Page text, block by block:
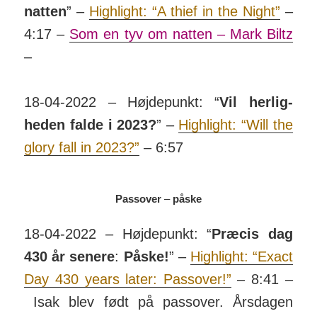
natten” – Highlight: “A thief in the Night” –
4:17 – Som en tyv om natten – Mark Biltz
–
18-04-2022 – Højdepunkt: “Vil her­lig­
heden falde i 2023?” – Highlight: “Will the
glory fall in 2023?” – 6:57
Passover – påske
18-04-2022 – Højdepunkt: “Præcis dag
430 år senere: Påske!” – Highlight: “Exact
Day 430 years later: Passover!” – 8:41 –
Isak blev født på pass­over. Års­dagen